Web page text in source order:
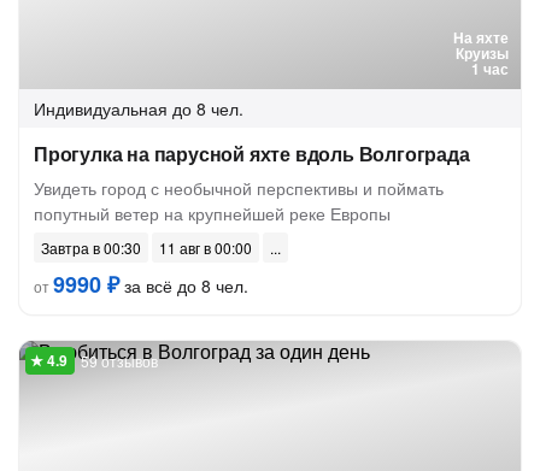
На яхте
Круизы
1 час
Индивидуальная до 8 чел.
Прогулка на парусной яхте вдоль Волгограда
Увидеть город с необычной перспективы и поймать
попутный ветер на крупнейшей реке Европы
Завтра в 00:30
11 авг в 00:00
от9990 ₽за всё до 8 чел.
59 отзывов